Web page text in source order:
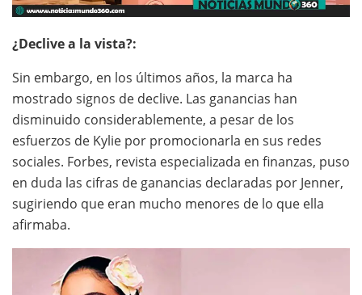
¿Declive a la vista?:
Sin embargo, en los últimos años, la marca ha
mostrado signos de declive. Las ganancias han
disminuido considerablemente, a pesar de los
esfuerzos de Kylie por promocionarla en sus redes
sociales. Forbes, revista especializada en finanzas, puso
en duda las cifras de ganancias declaradas por Jenner,
sugiriendo que eran mucho menores de lo que ella
afirmaba.